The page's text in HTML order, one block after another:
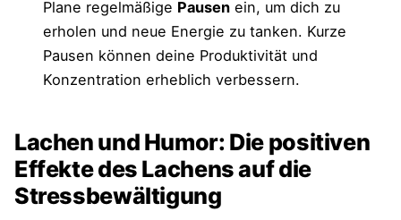
Plane regelmäßige Pausen ein, um dich zu
erholen und neue Energie zu tanken. Kurze
Pausen können deine Produktivität und
Konzentration erheblich verbessern.
Lachen und Humor: Die positiven
Effekte des Lachens auf die
Stressbewältigung